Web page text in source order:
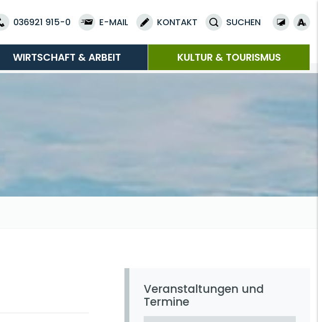
036921 915-0 E-MAIL KONTAKT SUCHEN
WIRTSCHAFT & ARBEIT KULTUR & TOURISMUS
Veranstaltungen und
Termine